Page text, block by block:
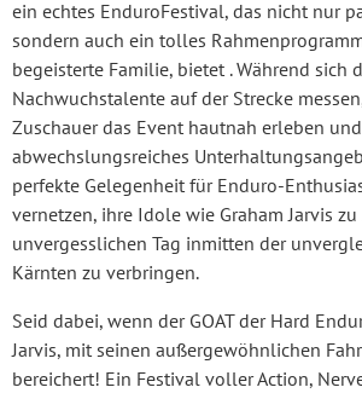
ein echtes EnduroFestival, das nicht nur
sondern auch ein tolles
begeisterte Familie, bietet . Während sich
Nachwuchstalente auf der Strecke
Zuschauer das Event hautnah erleben
abwechslungsreiches
perfekte Gelegenheit für Enduro-
vernetzen, ihre Idole wie Graham Jarvis
unvergesslichen Tag inmitten der
Kärnten zu verbringen.
Seid dabei, wenn der GOAT der Hard
Jarvis, mit seinen außergewöhnlichen
bereichert! Ein Festival voller Action,